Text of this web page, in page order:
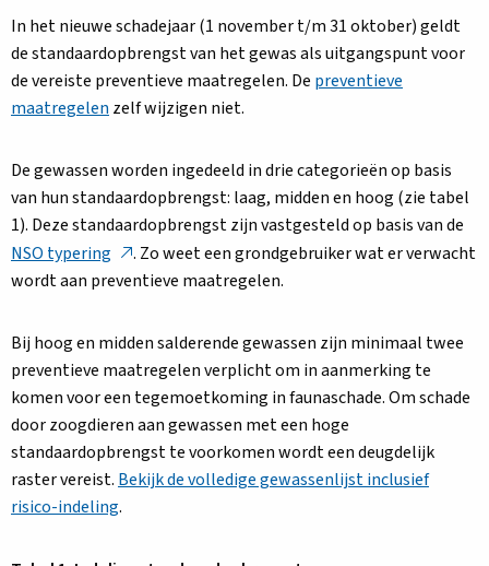
In het nieuwe schadejaar (1 november t/m 31 oktober) geldt
de standaardopbrengst van het gewas als uitgangspunt voor
de vereiste preventieve maatregelen. De preventieve
maatregelen zelf wijzigen niet.
De gewassen worden ingedeeld in drie categorieën op basis
van hun standaardopbrengst: laag, midden en hoog (zie tabel
1). Deze standaardopbrengst zijn vastgesteld op basis van de
NSO typering Deze
link
in
een
nieuw
. Zo weet een grondgebruiker wat er verwacht
wordt aan preventieve maatregelen.
Bij hoog en midden salderende gewassen zijn minimaal twee
preventieve maatregelen verplicht om in aanmerking te
komen voor een tegemoetkoming in faunaschade. Om schade
door zoogdieren aan gewassen met een hoge
standaardopbrengst te voorkomen wordt een deugdelijk
raster vereist. Bekijk de volledige gewassenlijst inclusief
risico-indeling.